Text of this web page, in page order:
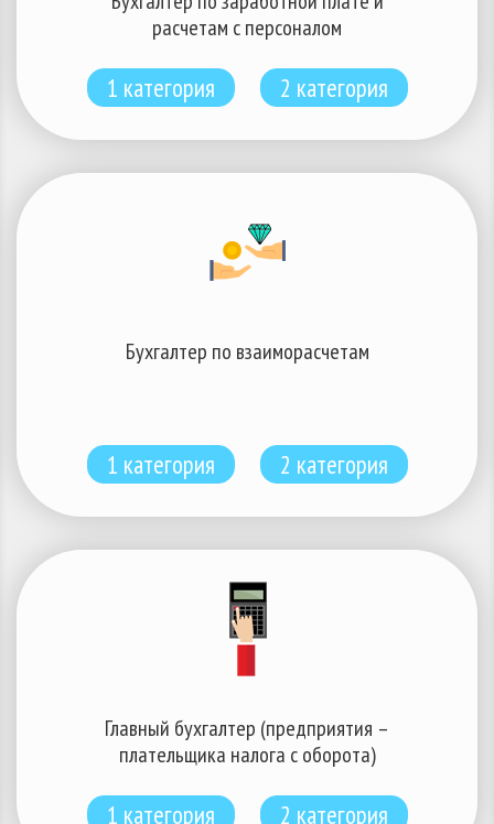
расчетам с персоналом
1 категория 2 категория
Бухгалтер по взаиморасчетам
1 категория 2 категория
Главный бухгалтер (предприятия –
плательщика налога с оборота)
1 категория 2 категория